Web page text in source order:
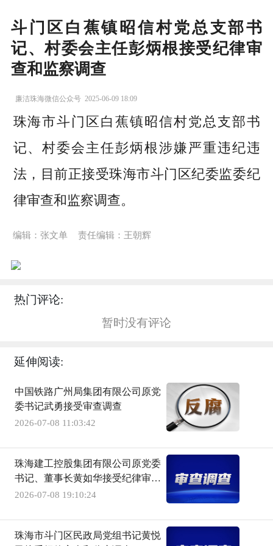
斗门区白蕉镇昭信村党总支部书
记、村委会主任彭炳根接受纪律审
查和监察调查
廉洁珠海微信公众号 2025-06-09 18:09
珠海市斗门区白蕉镇昭信村党总支部书
记、村委会主任彭炳根涉嫌严重违纪违
法，目前正接受珠海市斗门区纪委监委纪
律审查和监察调查。
编辑：张文单 责任编辑：王朝辉
热门评论:
暂时没有评论
延伸阅读:
中国铁路广州局集团有限公司原党
委书记武勇接受审查调查
2026-07-08 11:03:42
珠海建工控股集团有限公司原党委
书记、董事长黄如华接受纪律审查
和监察调查
2026-07-08 19:10:24
珠海市斗门区民政局党组书记黄悦